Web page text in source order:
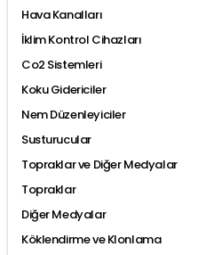
Hava Kanalları
İklim Kontrol Cihazları
Co2 Sistemleri
Koku Gidericiler
Nem Düzenleyiciler
Susturucular
Topraklar ve Diğer Medyalar
Topraklar
Diğer Medyalar
Köklendirme ve Klonlama